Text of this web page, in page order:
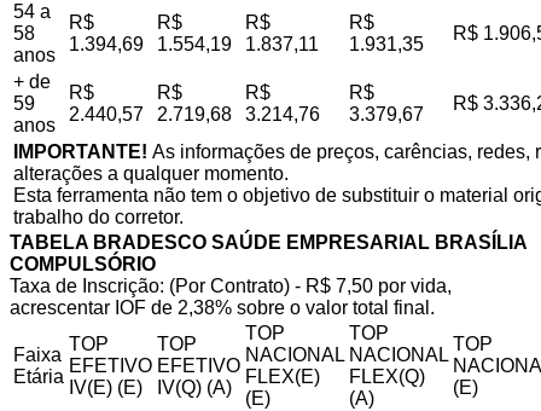
54 a
58
anos
R$
1.394,69
R$
1.554,19
R$
1.837,11
R$
1.931,35
R$
+ de
59
anos
R$
2.440,57
R$
2.719,68
R$
3.214,76
R$
3.379,67
R$
IMPORTANTE! As informações de preços, carências,
alterações a qualquer momento.
Esta ferramenta não tem o objetivo de substituir o material
trabalho do corretor.
TABELA BRADESCO SAÚDE EMPRESARIAL BRASÍLIA
COMPULSÓRIO
Taxa de Inscrição: (Por Contrato) - R$ 7,50 por vida,
acrescentar IOF de 2,38% sobre o valor total final.
Faixa
Etária
TOP
EFETIVO
IV(E) (E)
TOP
EFETIVO
IV(Q) (A)
TOP
NACIONAL
FLEX(E)
(E)
TOP
NACIONAL
FLEX(Q)
(A)
TOP
(E)